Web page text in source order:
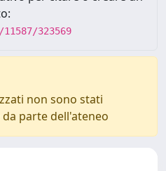
323569
non sono stati
parte dell'ateneo